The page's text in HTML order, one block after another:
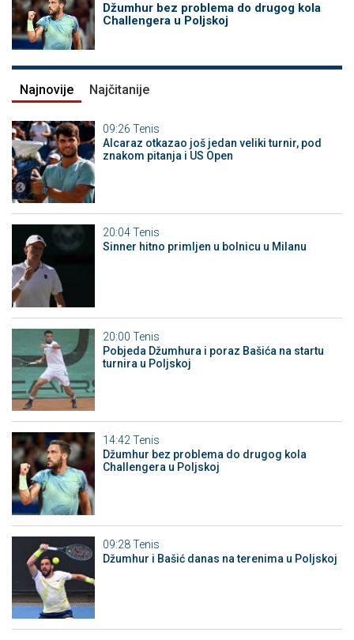
Džumhur bez problema do drugog kola
Challengera u Poljskoj
Najnovije Najčitanije
09:26 Tenis
Alcaraz otkazao još jedan veliki turnir, pod
znakom pitanja i US Open
20:04Tenis
Sinner hitno primljen u bolnicu u Milanu
20:00 Tenis
Pobjeda Džumhura i poraz Bašića na startu
turnira u Poljskoj
14:42 Tenis
Džumhur bez problema do drugog kola
Challengera u Poljskoj
09:28Tenis
Džumhur i Bašić danas na terenima u Poljskoj